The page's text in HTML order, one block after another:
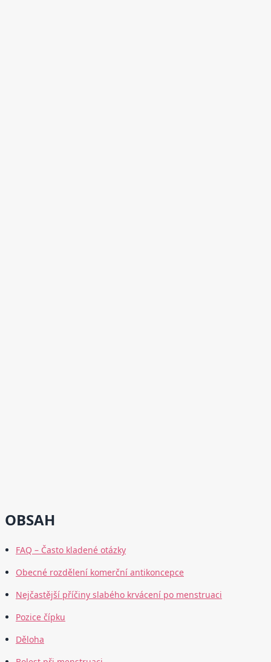
OBSAH
FAQ – Často kladené otázky
Obecné rozdělení komerční antikoncepce
Nejčastější příčiny slabého krvácení po menstruaci
Pozice čípku
Děloha